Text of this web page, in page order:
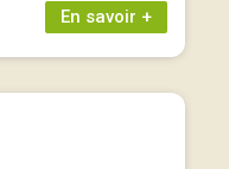
En savoir +